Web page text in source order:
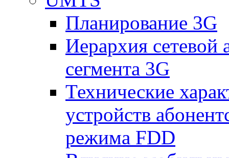
Планирование 3G
Иерархия сетевой
сегмента 3G
Технические
устройств
режима FDD